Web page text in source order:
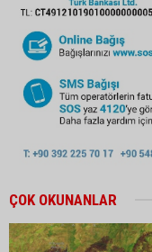
ÇOK OKUNANLAR